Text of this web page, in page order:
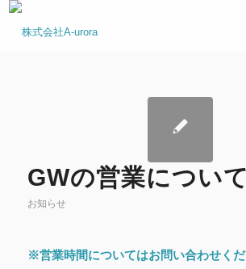
GWの営業について
お知らせ
※営業時間についてはお問い合わせく